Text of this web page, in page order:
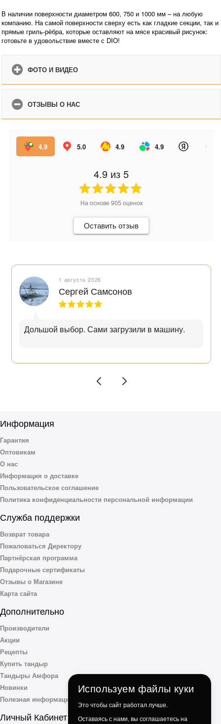
В наличии поверхности диаметром 600, 750 и 1000 мм – на любую
компанию. На самой поверхности сверху есть как гладкие секции, так и
прямые гриль-рёбра, которые оставляют на мясе красивый рисунок:
готовьте в удовольствие вместе с DIO!
ФОТО И ВИДЕО
ОТЗЫВЫ О НАС
4.9 5.0 4.9 4.9
4.9 из 5
На основе 905 оценок
Оставить отзыв
1 августа 2026
Сергей Самсонов
Дольшой выбор. Сами загрузили в машину.
Информация
Гарантия
Оптовикам
О нас
Информация о доставке
Пользовательское соглашение
Политика конфиденциальности персональной информации
Служба поддержки
Возврат товара
Пожаловаться Директору
Партнёрская программа
Подарочные сертификаты
Отзывы о Магазине
Карта сайта
Дополнительно
Производители
Акции
Рецепты
Купить тандыр
Тандыры Амфора
Новинки
Полезная информация
Личный Кабинет
Используем файлы куки
Это чтобы сайт работал лучше.
Оставаясь с нами, вы соглашаетесь на